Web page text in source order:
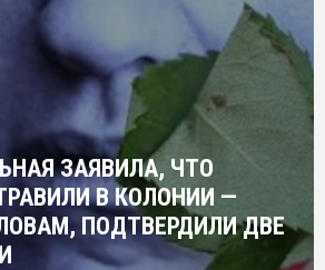
ЗАЯВИЛА, ЧТО
В КОЛОНИИ —
ПОДТВЕРДИЛИ ДВЕ